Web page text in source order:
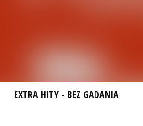
EXTRA HITY - BEZ GADANIA